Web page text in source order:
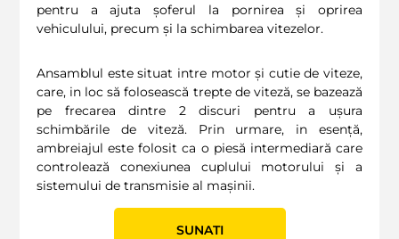
pentru a ajuta șoferul la pornirea și oprirea
vehiculului, precum și la schimbarea vitezelor.
Ansamblul este situat intre motor și cutie de viteze,
care, in loc să folosească trepte de viteză, se bazează
pe frecarea dintre 2 discuri pentru a ușura
schimbările de viteză. Prin urmare, in esență,
ambreiajul este folosit ca o piesă intermediară care
controlează conexiunea cuplului motorului și a
sistemului de transmisie al mașinii.
SUNATI